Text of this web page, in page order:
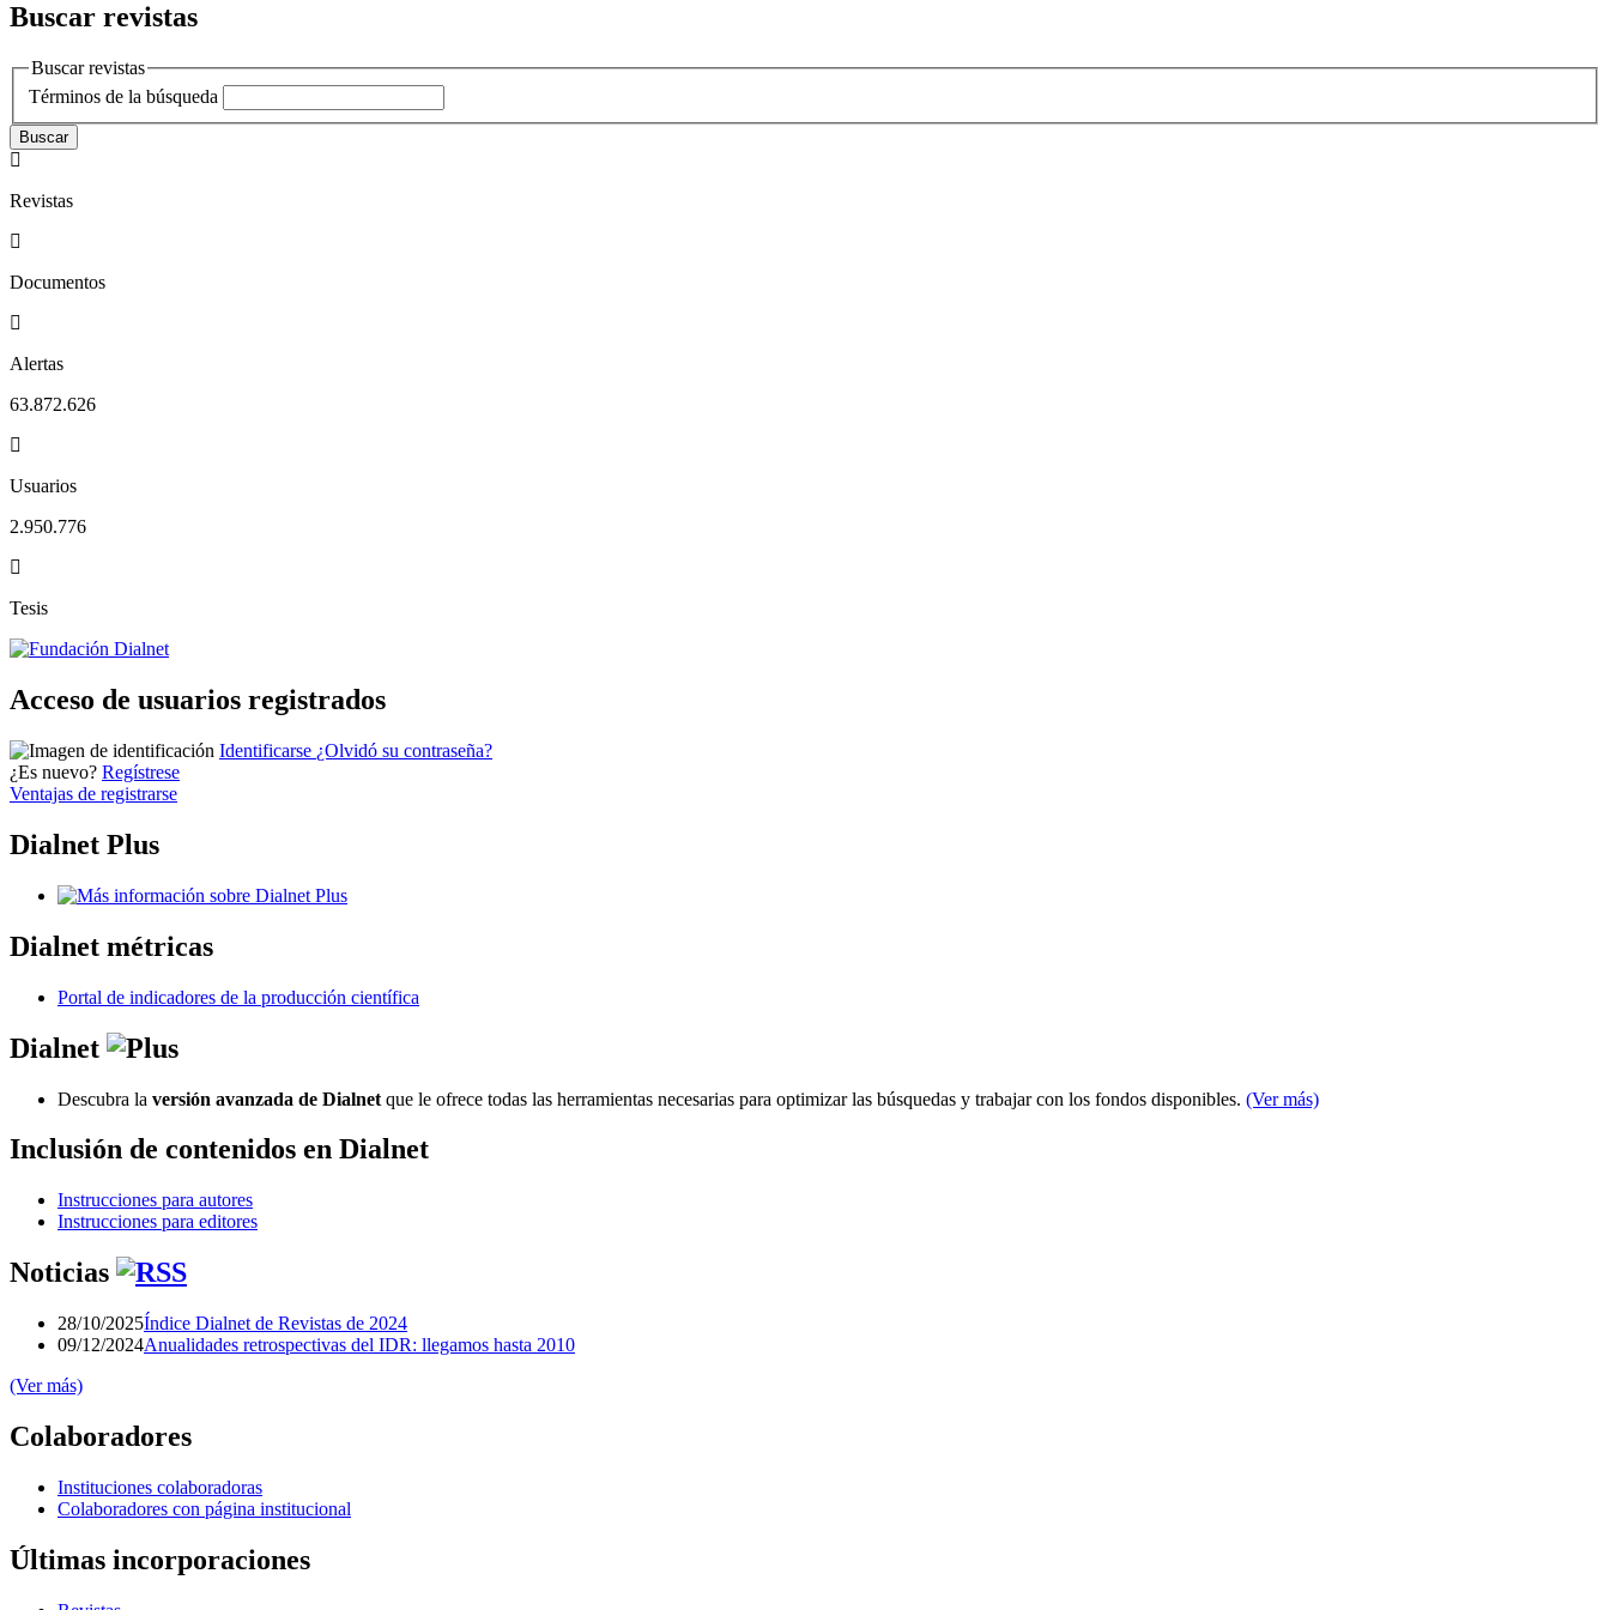
Buscar revistas
Buscar revistas
Términos de la búsqueda
Buscar
Revistas
Documentos
Alertas
63.872.626
Usuarios
2.950.776
Tesis
Acceso de usuarios registrados
Identificarse ¿Olvidó su contraseña?
¿Es nuevo? Regístrese
Ventajas de registrarse
Dialnet Plus
Dialnet métricas
Portal de indicadores de la producción científica
Dialnet
Descubra la versión avanzada de Dialnet que le ofrece todas las herramientas necesarias para optimizar las búsquedas y trabajar con los fondos disponibles. (Ver más)
Inclusión de contenidos en Dialnet
Instrucciones para autores
Instrucciones para editores
Noticias
28/10/2025Índice Dialnet de Revistas de 2024
09/12/2024Anualidades retrospectivas del IDR: llegamos hasta 2010
(Ver más)
Colaboradores
Instituciones colaboradoras
Colaboradores con página institucional
Últimas incorporaciones